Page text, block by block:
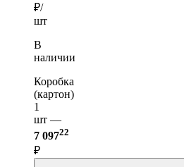
₽/
шт
В
наличии
Коробка
(картон)
1
шт —
7 09722
₽